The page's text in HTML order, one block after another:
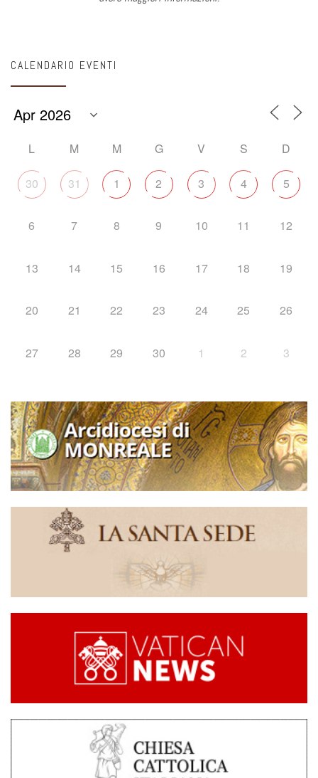
CALENDARIO EVENTI
L M M G V S D
30 31 1 2 3 4 5
6 7 8 9 10 11 12
13 14 15 16 17 18 19
20 21 22 23 24 25 26
27 28 29 30 1 2 3